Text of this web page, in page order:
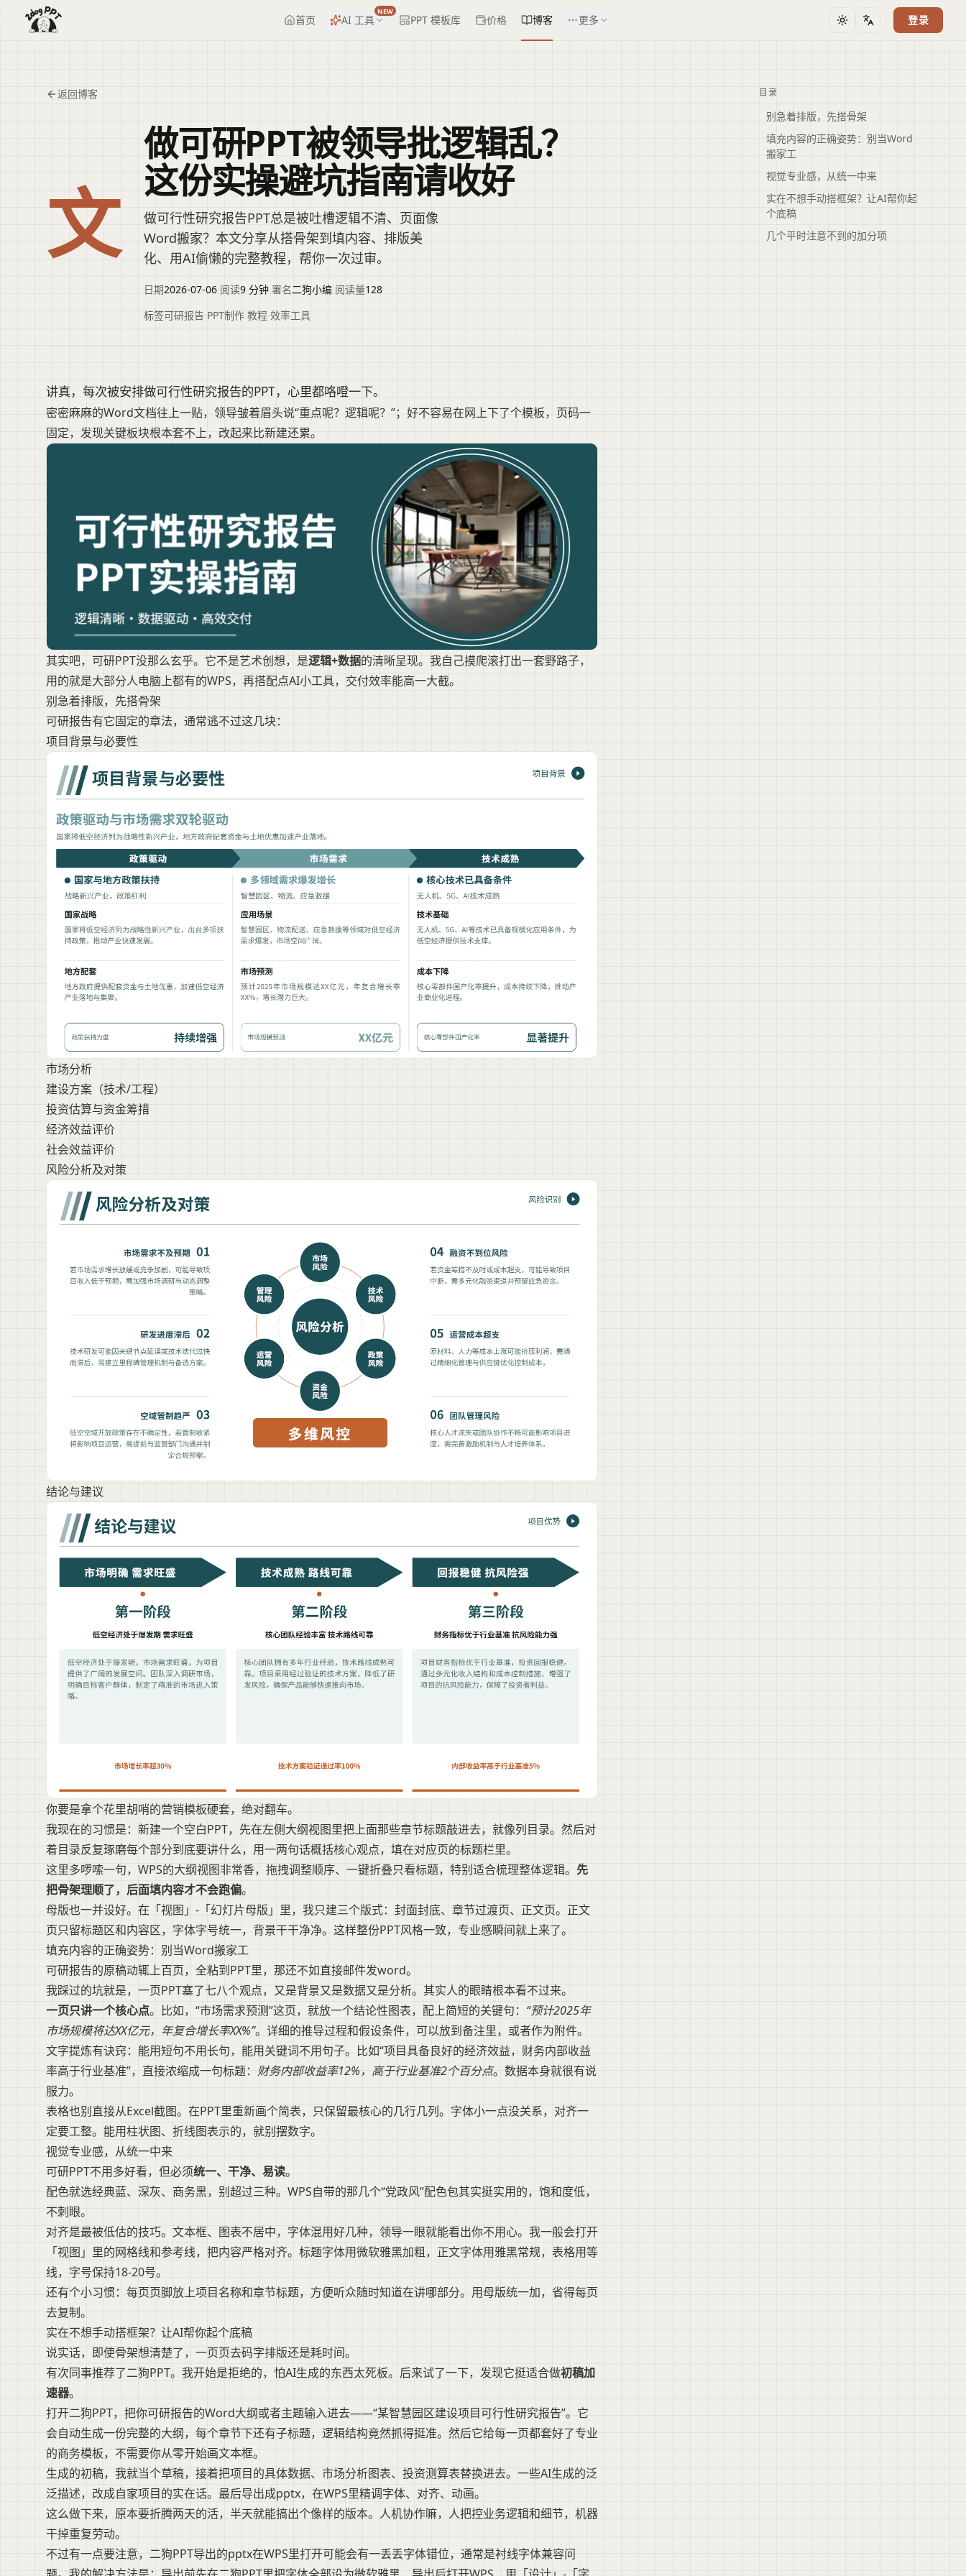
首页 AI 工具
NEW
PPT 模板库 价格 博客 更多 主题 语言 登录
返回博客
文
做可研PPT被领导批逻辑乱？
这份实操避坑指南请收好
做可行性研究报告PPT总是被吐槽逻辑不清、页面像
Word搬家？本文分享从搭骨架到填内容、排版美
化、用AI偷懒的完整教程，帮你一次过审。
日期2026-07-06 阅读9 分钟 署名二狗小编 阅读量128
标签可研报告 PPT制作 教程 效率工具
讲真，每次被安排做可行性研究报告的PPT，心里都咯噔一下。
密密麻麻的Word文档往上一贴，领导皱着眉头说“重点呢？逻辑呢？”；好不容易在网上下了个模板，页码一
固定，发现关键板块根本套不上，改起来比新建还累。
其实吧，可研PPT没那么玄乎。它不是艺术创想，是逻辑+数据的清晰呈现。我自己摸爬滚打出一套野路子，
用的就是大部分人电脑上都有的WPS，再搭配点AI小工具，交付效率能高一大截。
别急着排版，先搭骨架
可研报告有它固定的章法，通常逃不过这几块：
项目背景与必要性
市场分析
建设方案（技术/工程）
投资估算与资金筹措
经济效益评价
社会效益评价
风险分析及对策
结论与建议
你要是拿个花里胡哨的营销模板硬套，绝对翻车。
我现在的习惯是：新建一个空白PPT，先在左侧大纲视图里把上面那些章节标题敲进去，就像列目录。然后对
着目录反复琢磨每个部分到底要讲什么，用一两句话概括核心观点，填在对应页的标题栏里。
这里多啰嗦一句，WPS的大纲视图非常香，拖拽调整顺序、一键折叠只看标题，特别适合梳理整体逻辑。 先
把骨架理顺了，后面填内容才不会跑偏。
母版也一并设好。在「视图」-「幻灯片母版」里，我只建三个版式：封面封底、章节过渡页、正文页。正文
页只留标题区和内容区，字体字号统一，背景干干净净。这样整份PPT风格一致，专业感瞬间就上来了。
填充内容的正确姿势：别当Word搬家工
可研报告的原稿动辄上百页，全粘到PPT里，那还不如直接邮件发word。
我踩过的坑就是，一页PPT塞了七八个观点，又是背景又是数据又是分析。其实人的眼睛根本看不过来。
一页只讲一个核心点。比如，“市场需求预测”这页，就放一个结论性图表，配上简短的关键句： “预计2025年
市场规模将达XX亿元，年复合增长率XX%”。详细的推导过程和假设条件，可以放到备注里，或者作为附件。
文字提炼有诀窍：能用短句不用长句，能用关键词不用句子。比如“项目具备良好的经济效益，财务内部收益
率高于行业基准”，直接浓缩成一句标题： 财务内部收益率12%，高于行业基准2个百分点。数据本身就很有说
服力。
表格也别直接从Excel截图。在PPT里重新画个简表，只保留最核心的几行几列。字体小一点没关系，对齐一
定要工整。能用柱状图、折线图表示的，就别摆数字。
视觉专业感，从统一中来
可研PPT不用多好看，但必须统一、干净、易读。
配色就选经典蓝、深灰、商务黑，别超过三种。WPS自带的那几个“党政风”配色包其实挺实用的，饱和度低，
不刺眼。
对齐是最被低估的技巧。文本框、图表不居中，字体混用好几种，领导一眼就能看出你不用心。我一般会打开
「视图」里的网格线和参考线，把内容严格对齐。标题字体用微软雅黑加粗，正文字体用雅黑常规，表格用等
线，字号保持18-20号。
还有个小习惯：每页页脚放上项目名称和章节标题，方便听众随时知道在讲哪部分。用母版统一加，省得每页
去复制。
实在不想手动搭框架？让AI帮你起个底稿
说实话，即使骨架想清楚了，一页页去码字排版还是耗时间。
有次同事推荐了二狗PPT。我开始是拒绝的，怕AI生成的东西太死板。后来试了一下，发现它挺适合做初稿加
速器。
打开二狗PPT，把你可研报告的Word大纲或者主题输入进去——“某智慧园区建设项目可行性研究报告”。它
会自动生成一份完整的大纲，每个章节下还有子标题，逻辑结构竟然抓得挺准。然后它给每一页都套好了专业
的商务模板，不需要你从零开始画文本框。
生成的初稿，我就当个草稿，接着把项目的具体数据、市场分析图表、投资测算表替换进去。一些AI生成的泛
泛描述，改成自家项目的实在话。最后导出成pptx，在WPS里精调字体、对齐、动画。
这么做下来，原本要折腾两天的活，半天就能搞出个像样的版本。人机协作嘛，人把控业务逻辑和细节，机器
干掉重复劳动。
不过有一点要注意，二狗PPT导出的pptx在WPS里打开可能会有一丢丢字体错位，通常是衬线字体兼容问
目录
别急着排版，先搭骨架
填充内容的正确姿势：别当Word
搬家工
视觉专业感，从统一中来
实在不想手动搭框架？让AI帮你起
个底稿
几个平时注意不到的加分项